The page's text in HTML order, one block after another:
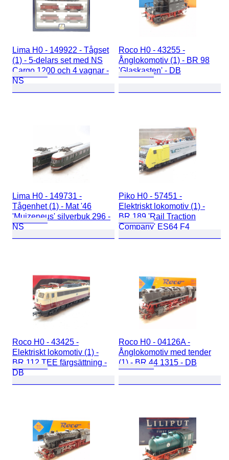
Lima H0 - 149922 - Tågset
(1) - 5-delars set med NS
Cargo 1200 och 4 vagnar -
NS
Roco H0 - 43255 -
Ånglokomotiv (1) - BR 98
'Glaskasten' - DB
Lima H0 - 149731 -
Tågenhet (1) - Mat '46
'Muizeneus' silverbuk 296 -
NS
Piko H0 - 57451 -
Elektriskt lokomotiv (1) -
BR 189 'Rail Traction
Company' ES64 F4
Roco H0 - 43425 -
Elektriskt lokomotiv (1) -
BR 112 TEE färgsättning -
DB
Roco H0 - 04126A -
Ånglokomotiv med tender
(1) - BR 44 1315 - DB